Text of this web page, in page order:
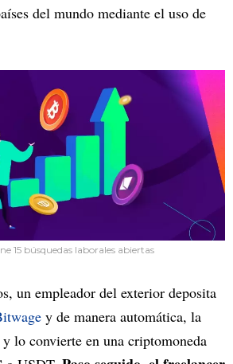
del mundo mediante el uso de
15 búsquedas laborales abiertas
un empleador del exterior deposita
y de manera automática, la
lo convierte en una criptomoneda